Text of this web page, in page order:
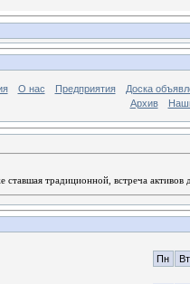
О нас Предприятия
Доска
Архив
традиционной, встреча
Пн Вт